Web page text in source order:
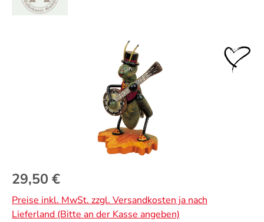
Bildergalerie überspringen
Regulärer Preis:
29,50 €
Preise inkl. MwSt. zzgl. Versandkosten ja nach
Lieferland (Bitte an der Kasse angeben)